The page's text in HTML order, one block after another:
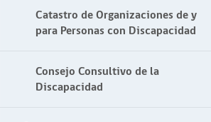
Catastro de Organizaciones de y
para Personas con Discapacidad
Consejo Consultivo de la
Discapacidad